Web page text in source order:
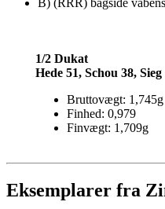
B) (RRR) bagside
1/2 Dukat
Hede 51, Schou 38, Sieg
Bruttovægt: 1,745g
Finhed: 0,979
Finvægt: 1,709g
Eksemplarer fra